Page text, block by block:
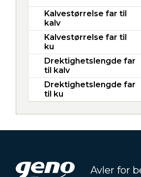
Kalvestørrelse far til
kalv
Kalvestørrelse far til
ku
Drektighetslengde far
til kalv
Drektighetslengde far
til ku
Avler for